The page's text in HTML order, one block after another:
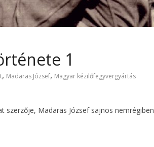
1
, Madaras József, Magyar kézilőfegyvergyártás
szerzője, Madaras József sajnos nemrégiben